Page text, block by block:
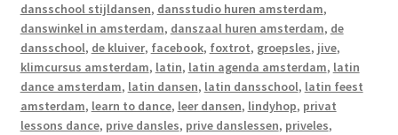
dansschool stijldansen, dansstudio huren amsterdam,
danswinkel in amsterdam, danszaal huren amsterdam, de
dansschool, de kluiver, facebook, foxtrot, groepsles, jive,
klimcursus amsterdam, latin, latin agenda amsterdam, latin
dance amsterdam, latin dansen, latin dansschool, latin feest
amsterdam, learn to dance, leer dansen, lindyhop, privat
lessons dance, prive dansles, prive danslessen, priveles,